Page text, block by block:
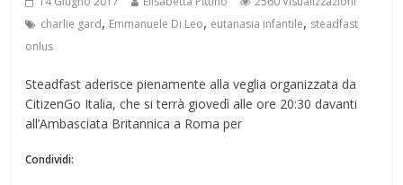
charlie gard, Emmanuele Di Leo, eutanasia infantile, steadfast
onlus
Steadfast aderisce pienamente alla veglia organizzata da
CitizenGo Italia, che si terrà giovedì alle ore 20:30 davanti
all’Ambasciata Britannica a Roma per
Condividi: